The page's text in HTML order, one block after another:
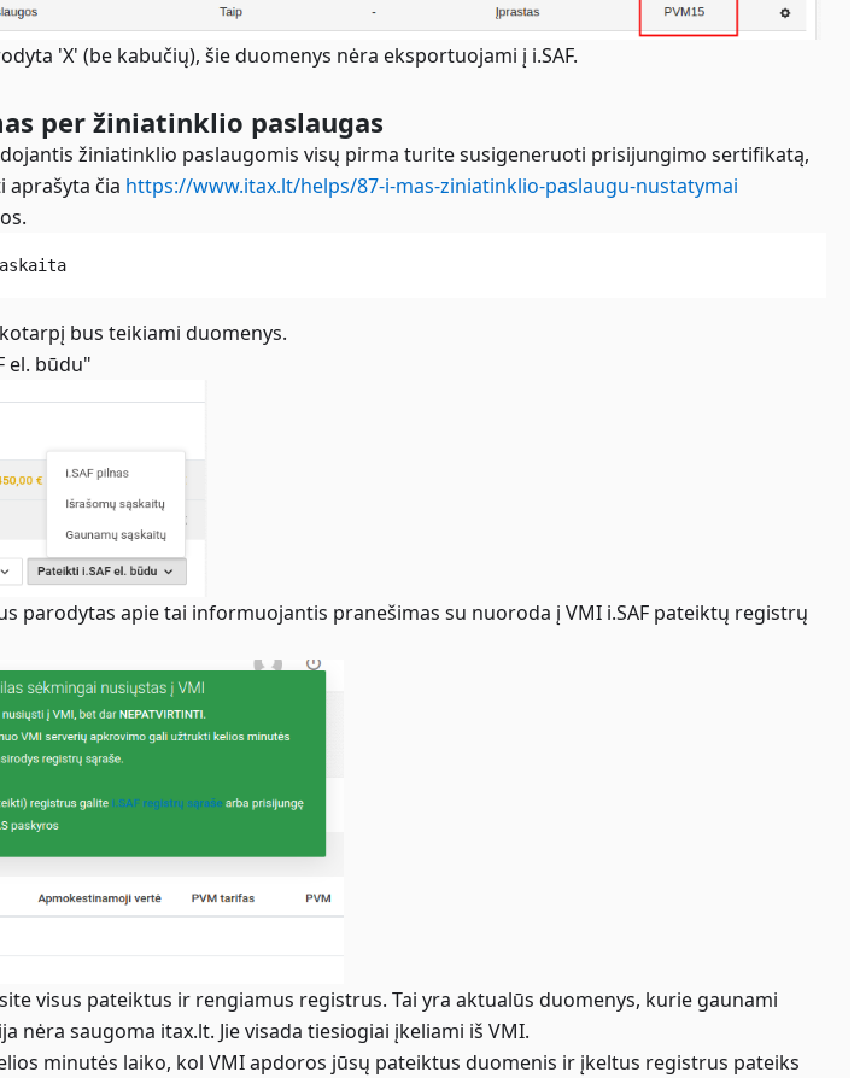
'X' (be kabučių), šie duomenys nėra eksportuojami į i.SAF.
per žiniatinklio paslaugas
žiniatinklio paslaugomis visų pirma turite susigeneruoti prisijungimo sertifikatą,
aprašyta čia https://www.itax.lt/helps/87-i-mas-ziniatinklio-paslaugu-nustatymai
bus teikiami duomenys.
el. būdu"
parodytas apie tai informuojantis pranešimas su nuoroda į VMI i.SAF pateiktų registrų
visus pateiktus ir rengiamus registrus. Tai yra aktualūs duomenys, kurie gaunami
nėra saugoma itax.lt. Jie visada tiesiogiai įkeliami iš VMI.
minutės laiko, kol VMI apdoros jūsų pateiktus duomenis ir įkeltus registrus pateiks